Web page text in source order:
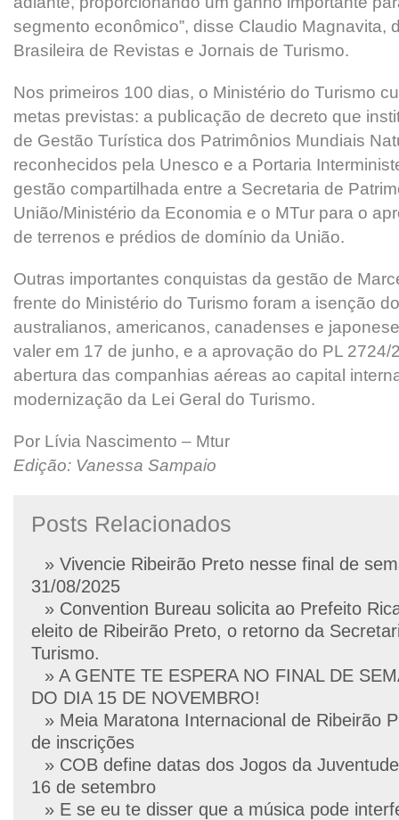
segmento econômico”, disse Claudio Magnavita,
Brasileira de Revistas e Jornais de Turismo.
Nos primeiros 100 dias, o Ministério do Turismo
metas previstas: a publicação de decreto que
de Gestão Turística dos Patrimônios Mundiais
reconhecidos pela Unesco e a Portaria
gestão compartilhada entre a Secretaria de
União/Ministério da Economia e o MTur para o
de terrenos e prédios de domínio da União.
Outras importantes conquistas da gestão de
frente do Ministério do Turismo foram a isenção
australianos, americanos, canadenses e
valer em 17 de junho, e a aprovação do PL 2724/
abertura das companhias aéreas ao capital
modernização da Lei Geral do Turismo.
Por Lívia Nascimento – Mtur
Edição: Vanessa Sampaio
Posts Relacionados
» Vivencie Ribeirão Preto nesse final de
31/08/2025
» Convention Bureau solicita ao Prefeito
eleito de Ribeirão Preto, o retorno da
Turismo.
» A GENTE TE ESPERA NO FINAL DE
DO DIA 15 DE NOVEMBRO!
» Meia Maratona Internacional de Ribeirão
de inscrições
» COB define datas dos Jogos da
16 de setembro
» E se eu te disser que a música pode